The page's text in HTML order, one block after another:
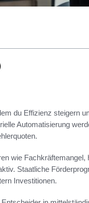
du Effizienz steigern
Automatisierung
wie Fachkräftemangel,
Staatliche
Investitionen.